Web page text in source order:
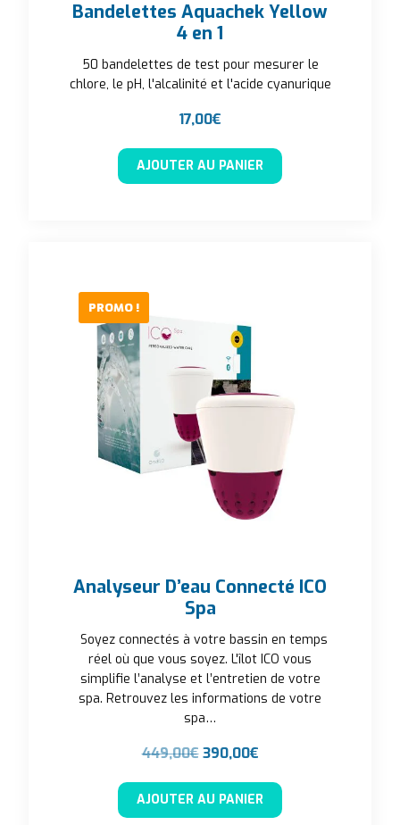
Bandelettes Aquachek Yellow
4 en 1
50 bandelettes de test pour mesurer le
chlore, le pH, l'alcalinité et l'acide cyanurique
17,00€
AJOUTER AU PANIER
PROMO !
Analyseur D’eau Connecté ICO
Spa
Soyez connectés à votre bassin en temps
réel où que vous soyez. L'îlot ICO vous
simplifie l’analyse et l’entretien de votre
spa. Retrouvez les informations de votre
spa…
449,00€ Le prix initial était : 449,00€.
390,00€Le prix actuel est :
AJOUTER AU PANIER